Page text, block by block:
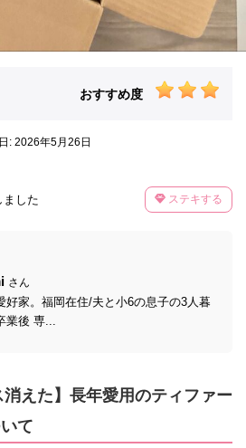
おすすめ度
: 2026年5月26日
ました ステキする
さん
好家。福岡在住/夫と小6の息子の3人暮
業後 専...
消えた】長年愛用のティファー
て